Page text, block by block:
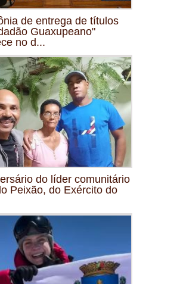
de entrega de títulos
Guaxupeano"
no d...
do líder comunitário
Peixão, do Exército do